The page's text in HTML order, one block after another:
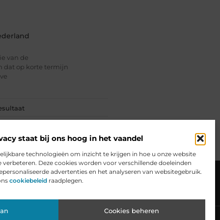
staat bij ons hoog in het vaandel
technologieën om inzicht te krijgen in hoe u onze website
Deze cookies worden voor verschillende doeleinden
advertenties en het analyseren van websitegebruik.
cookiebeleid raadplegen.
Cookies beheren
van de
dat op korte termijn
Website index Cookiebeleid (EU)